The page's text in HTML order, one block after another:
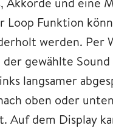
Loop Funktion
werden. Per
gewählte
langsamer
oben oder
Auf dem Display